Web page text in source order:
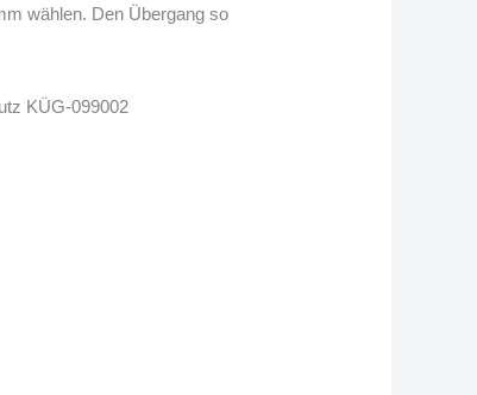
wählen. Den Übergang so
KÜG-099002